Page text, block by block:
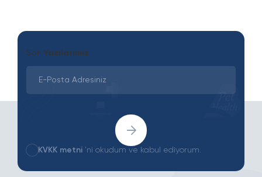
Son Yazılarımız
KVKK metni 'ni okudum ve kabul ediyorum.